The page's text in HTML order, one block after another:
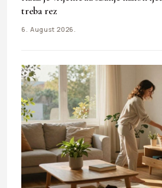
treba rez
6. August 2026.